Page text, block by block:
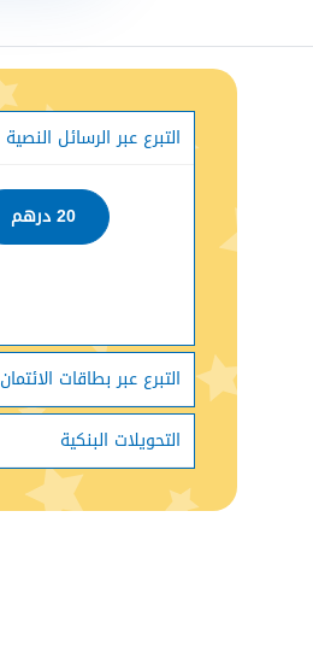
التبرع عبر الرسائل النصية
20 درهم
التبرع عبر بطاقات الائتمان
التحويلات البنكية